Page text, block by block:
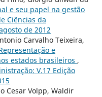
e seu papel na gestão
Ciências da
de 2012
Carvalho Teixeira,
e
estados brasileiros ,
V.17 Edição
Cesar Volpp, Waldir